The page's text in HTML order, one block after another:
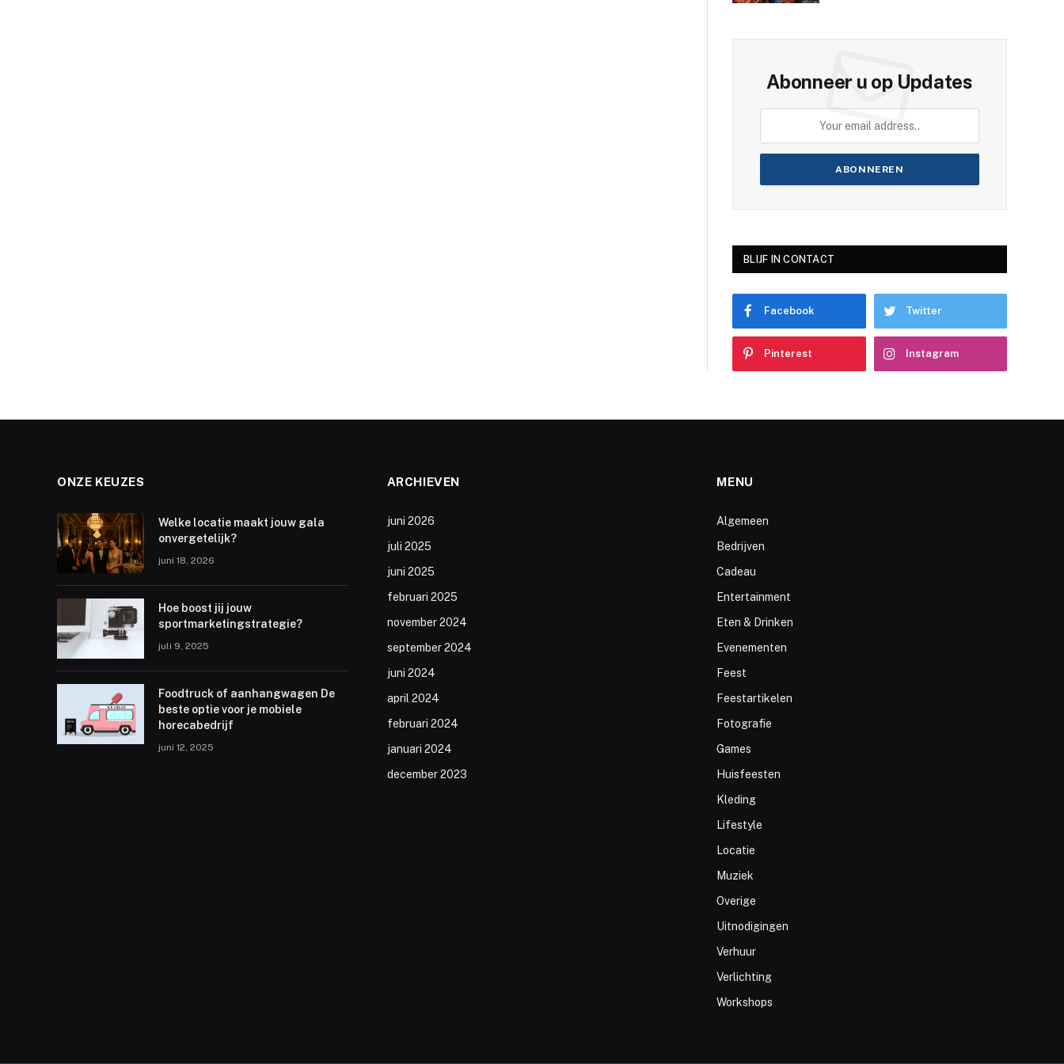
Abonneer u op Updates
BLIJF IN CONTACT
Facebook Twitter
Pinterest Instagram
ONZE KEUZES
Welke locatie maakt jouw gala
onvergetelijk?
juni 18, 2026
Hoe boost jij jouw
sportmarketingstrategie?
juli 9, 2025
Foodtruck of aanhangwagen De
beste optie voor je mobiele
horecabedrijf
juni 12, 2025
ARCHIEVEN
juni 2026
juli 2025
juni 2025
februari 2025
november 2024
september 2024
juni 2024
april 2024
februari 2024
januari 2024
december 2023
MENU
Algemeen
Bedrijven
Cadeau
Entertainment
Eten & Drinken
Evenementen
Feest
Feestartikelen
Fotografie
Games
Huisfeesten
Kleding
Lifestyle
Locatie
Muziek
Overige
Uitnodigingen
Verhuur
Verlichting
Workshops